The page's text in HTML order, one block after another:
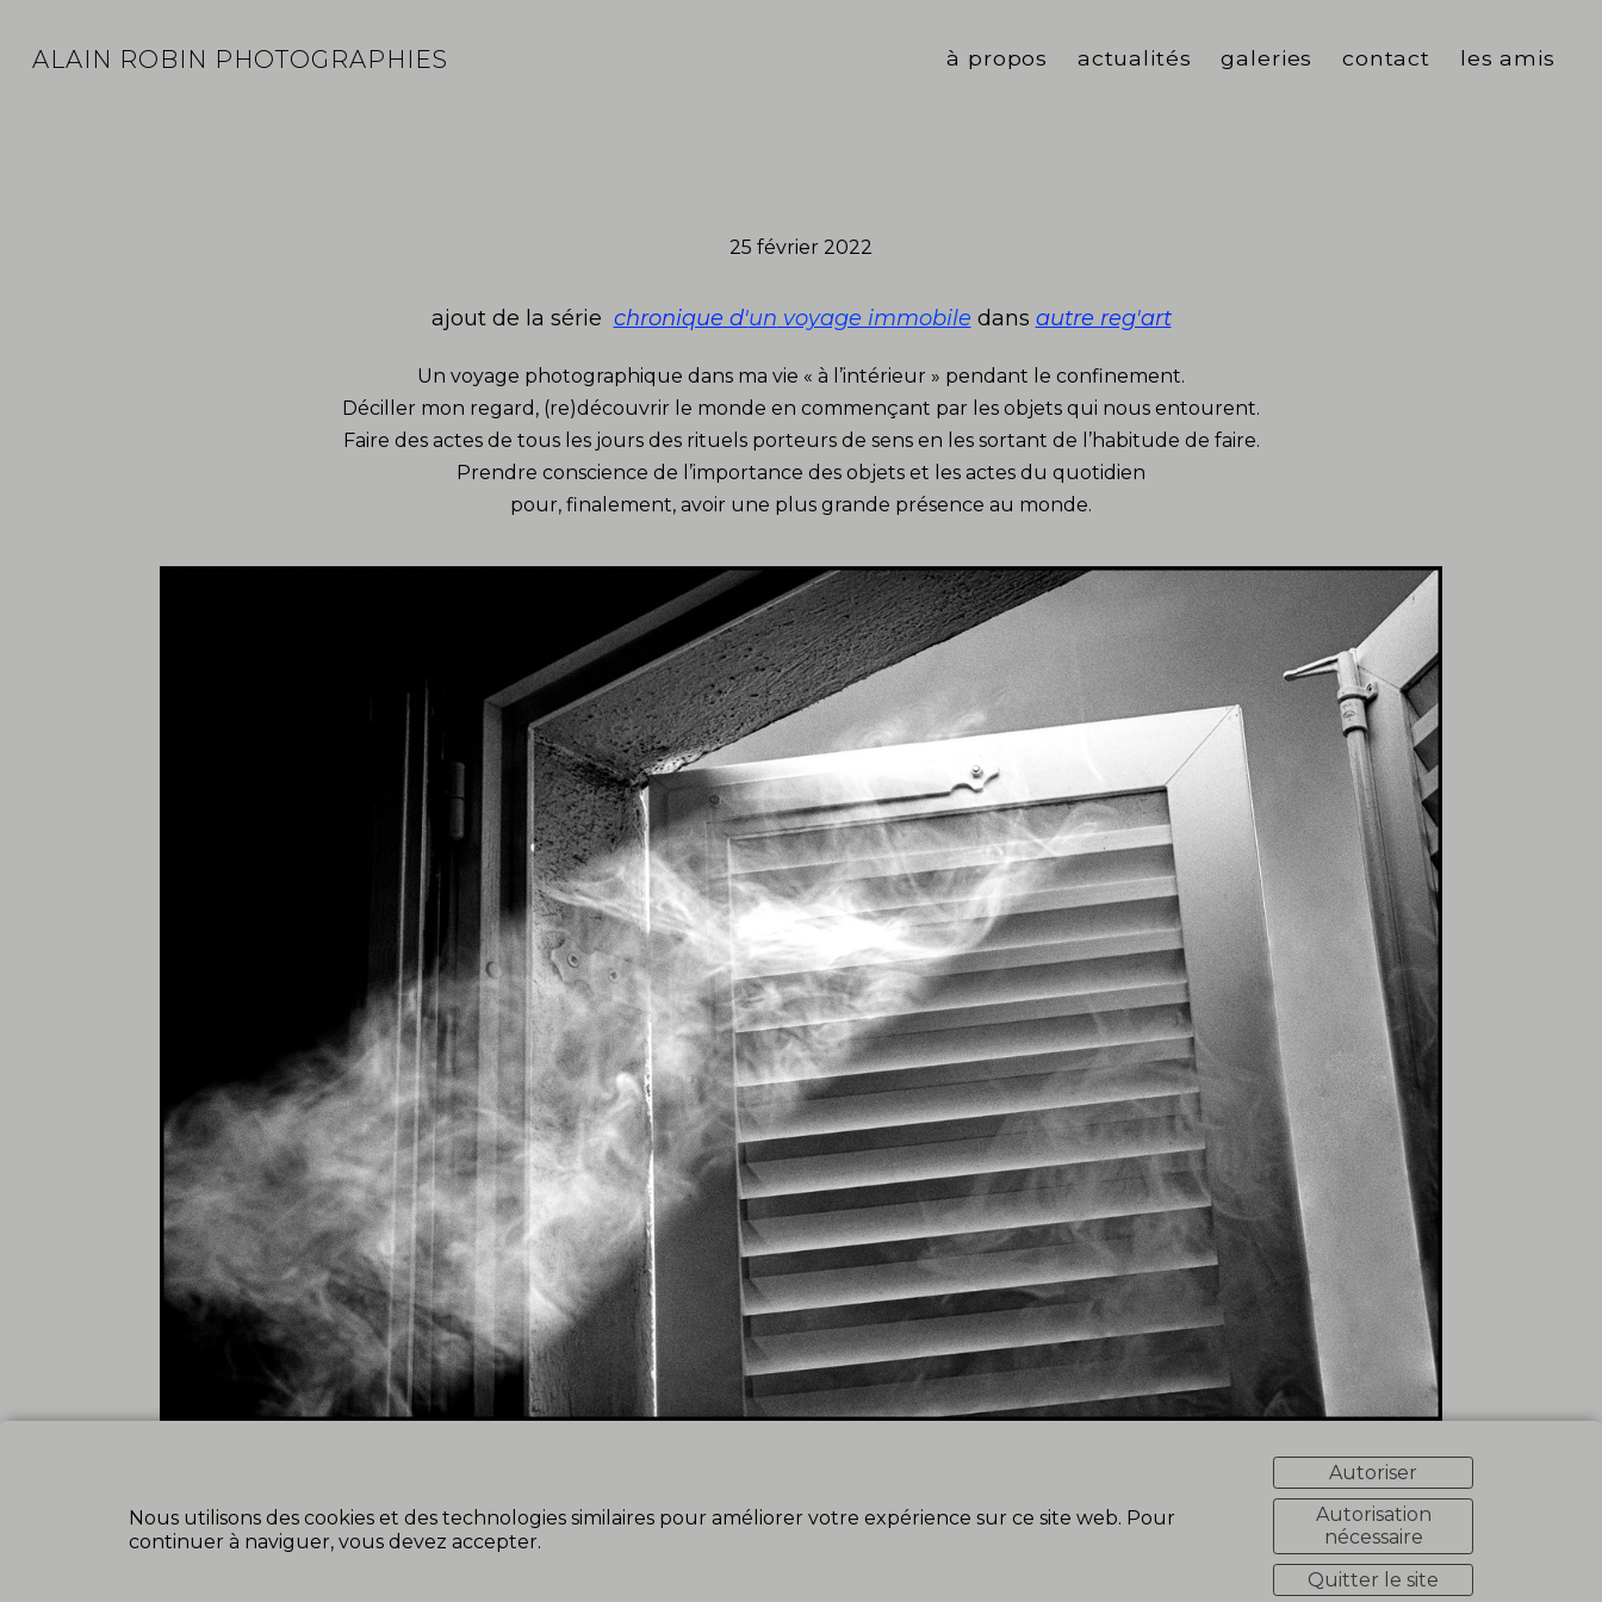
ALAIN ROBIN PHOTOGRAPHIES à propos actualités
galeries
contact les amis
25 février 2022
ajout de la série chronique d'un voyage immobile dans autre reg'art
Un voyage photographique dans ma vie « à l’intérieur » pendant le confinement.
Déciller mon regard, (re)découvrir le monde en commençant par les objets qui nous entourent.
Faire des actes de tous les jours des rituels porteurs de sens en les sortant de l’habitude de faire.
Prendre conscience de l’importance des objets et les actes du quotidien
pour, finalement, avoir une plus grande présence au monde.
Nous utilisons des cookies et des technologies similaires pour améliorer votre expérience sur ce site web. Pour
continuer à naviguer, vous devez accepter.
Autoriser
Autorisation
nécessaire
Quitter le site